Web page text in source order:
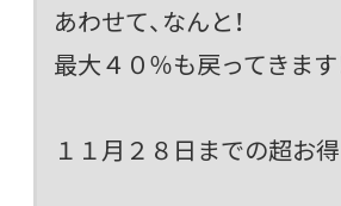
あわせて、なんと！
最大４０％も戻ってきます！
１１月２８日までの超お得